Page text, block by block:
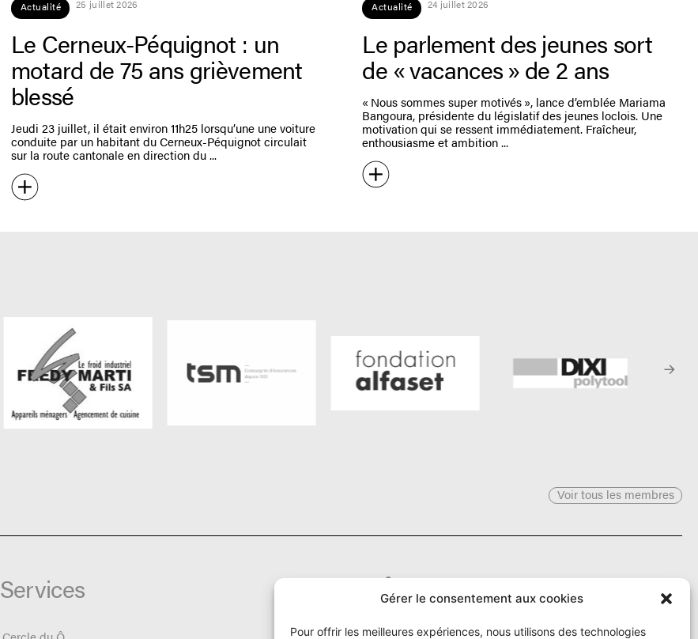
Gérer le consentement aux cookies
Pour offrir les meilleures expériences, nous utilisons des technologies
Actualité 25 juillet 2026
Le Cerneux-Péquignot : un
motard de 75 ans grièvement
blessé
Jeudi 23 juillet, il était environ 11h25 lorsqu’une une voiture
conduite par un habitant du Cerneux-Péquignot circulait
sur la route cantonale en direction du
Actualité 24 juillet 2026
Le parlement des jeunes sort
de « vacances » de 2 ans
« Nous sommes super motivés », lance d’emblée Mariama
Bangoura, présidente du législatif des jeunes loclois. Une
motivation qui se ressent immédiatement. Fraîcheur,
enthousiasme et ambition
Voir tous les membres
Services Le Ô